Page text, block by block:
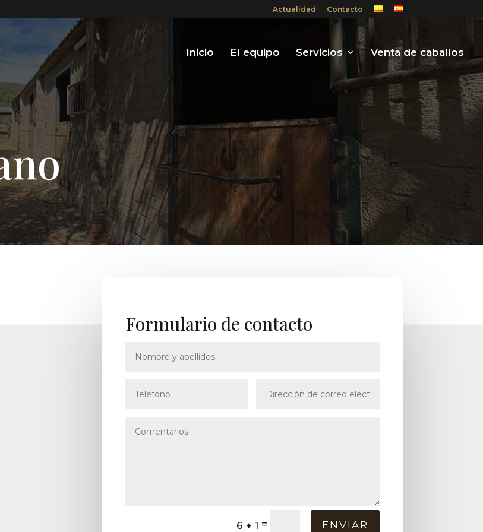
Actualidad Contacto
Inicio El equipo Servicios Venta de caballos
Formulario de contacto
6 + 1 = ENVIAR